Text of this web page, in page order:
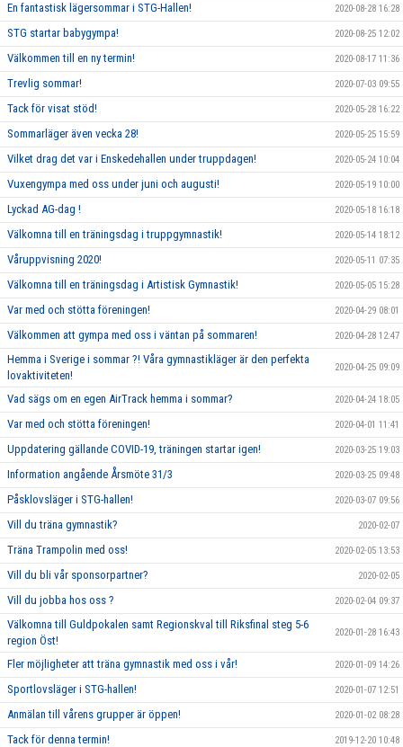
En fantastisk lägersommar i STG-Hallen! 2020-08-28 16:28
STG startar babygympa! 2020-08-25 12:02
Välkommen till en ny termin! 2020-08-17 11:36
Trevlig sommar! 2020-07-03 09:55
Tack för visat stöd! 2020-05-28 16:22
Sommarläger även vecka 28! 2020-05-25 15:59
Vilket drag det var i Enskedehallen under truppdagen! 2020-05-24 10:04
Vuxengympa med oss under juni och augusti! 2020-05-19 10:00
Lyckad AG-dag ! 2020-05-18 16:18
Välkomna till en träningsdag i truppgymnastik! 2020-05-14 18:12
Våruppvisning 2020! 2020-05-11 07:35
Välkomna till en träningsdag i Artistisk Gymnastik! 2020-05-05 15:28
Var med och stötta föreningen! 2020-04-29 08:01
Välkommen att gympa med oss i väntan på sommaren! 2020-04-28 12:47
Hemma i Sverige i sommar ?! Våra gymnastikläger är den perfekta
lovaktiviteten!
2020-04-25 09:09
Vad sägs om en egen AirTrack hemma i sommar? 2020-04-24 18:05
Var med och stötta föreningen! 2020-04-01 11:41
Uppdatering gällande COVID-19, träningen startar igen! 2020-03-25 19:03
Information angående Årsmöte 31/3 2020-03-25 09:48
Påsklovsläger i STG-hallen! 2020-03-07 09:56
Vill du träna gymnastik? 2020-02-07
Träna Trampolin med oss! 2020-02-05 13:53
Vill du bli vår sponsorpartner? 2020-02-05
Vill du jobba hos oss ? 2020-02-04 09:37
Välkomna till Guldpokalen samt Regionskval till Riksfinal steg 5-6
region Öst!
2020-01-28 16:43
Fler möjligheter att träna gymnastik med oss i vår! 2020-01-09 14:26
Sportlovsläger i STG-hallen! 2020-01-07 12:51
Anmälan till vårens grupper är öppen! 2020-01-02 08:28
Tack för denna termin! 2019-12-20 10:48